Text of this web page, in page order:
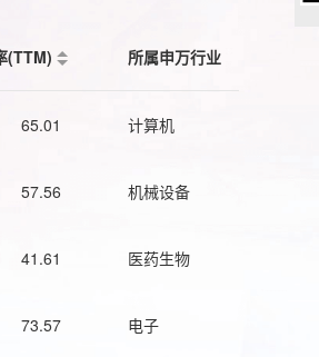
(TTM) 所属申万行业
65.01 计算机
57.56 机械设备
41.61 医药生物
73.57 电子